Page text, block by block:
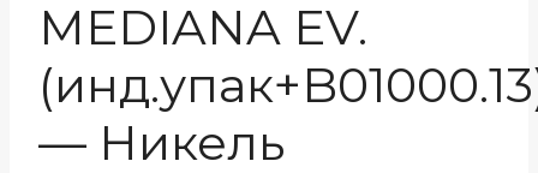
MEDIANA EV.
— Никель